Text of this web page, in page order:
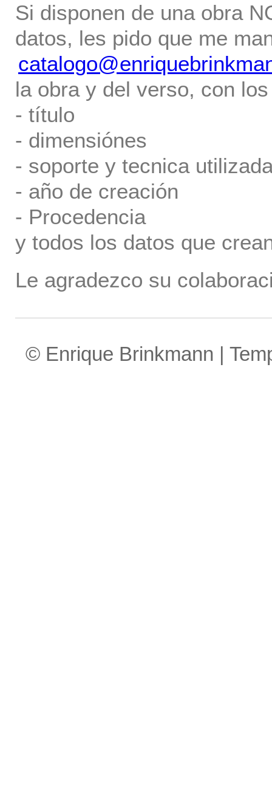
Si disponen de una obra
datos, les pido que me
la obra y del verso, con
- título
- dimensiónes
- soporte y tecnica
- año de creación
- Procedencia
y todos los datos que
Le agradezco su
© Enrique Brinkmann |